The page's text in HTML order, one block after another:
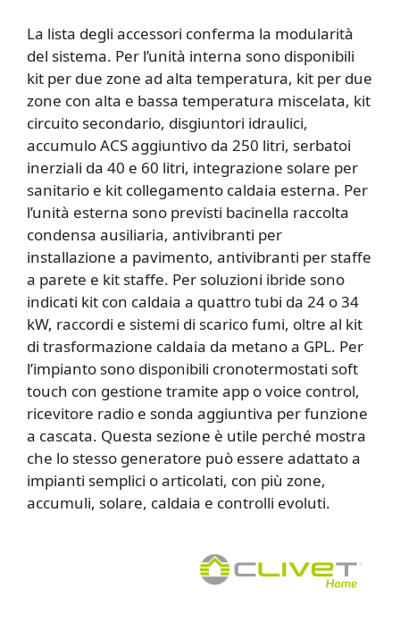
La lista degli accessori conferma la modularità
del sistema. Per l’unità interna sono disponibili
kit per due zone ad alta temperatura, kit per due
zone con alta e bassa temperatura miscelata, kit
circuito secondario, disgiuntori idraulici,
accumulo ACS aggiuntivo da 250 litri, serbatoi
inerziali da 40 e 60 litri, integrazione solare per
sanitario e kit collegamento caldaia esterna. Per
l’unità esterna sono previsti bacinella raccolta
condensa ausiliaria, antivibranti per
installazione a pavimento, antivibranti per staffe
a parete e kit staffe. Per soluzioni ibride sono
indicati kit con caldaia a quattro tubi da 24 o 34
kW, raccordi e sistemi di scarico fumi, oltre al kit
di trasformazione caldaia da metano a GPL. Per
l’impianto sono disponibili cronotermostati soft
touch con gestione tramite app o voice control,
ricevitore radio e sonda aggiuntiva per funzione
a cascata. Questa sezione è utile perché mostra
che lo stesso generatore può essere adattato a
impianti semplici o articolati, con più zone,
accumuli, solare, caldaia e controlli evoluti.